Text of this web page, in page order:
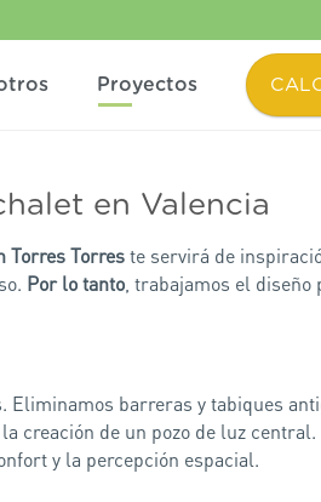
Proyectos
en Valencia
Torres Torreste servirá de
Por lo tanto , trabajamos el
barreras y tabiques
creación de un pozo de luz
y la percepción espacial.